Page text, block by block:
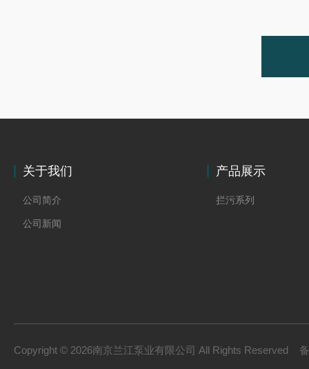
关于我们
公司简介
公司新闻
产品展示
拦污系列
Copyright © 2026南京兰江泵业有限公司 All Rights Reserved